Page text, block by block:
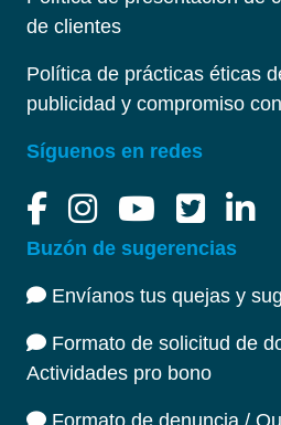
de clientes
Política de prácticas éticas
publicidad y compromiso
Síguenos en redes
Buzón de sugerencias
Envíanos tus quejas y
Formato de solicitud de
Actividades pro bono
Formato de denuncia /